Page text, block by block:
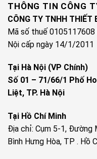
THÔNG TIN CÔNG
CÔNG TY TNHH
Mã số thuế
Nội cấp ngày 14/1/2011
Tại Hà Nội (VP Chính)
Số 01 – 71/66/1 Phố
Liệt, TP. Hà Nội
Tại Hồ Chí Minh
Địa chỉ: Cụm 5-1, Đường
Bình Hưng Hòa, TP . Hồ